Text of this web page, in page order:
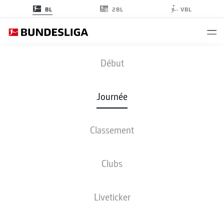
BL 2BL VBL
Début
Journée
Classement
Clubs
Liveticker
FCA - S04
COMPOSITIONS STATISTIQUES